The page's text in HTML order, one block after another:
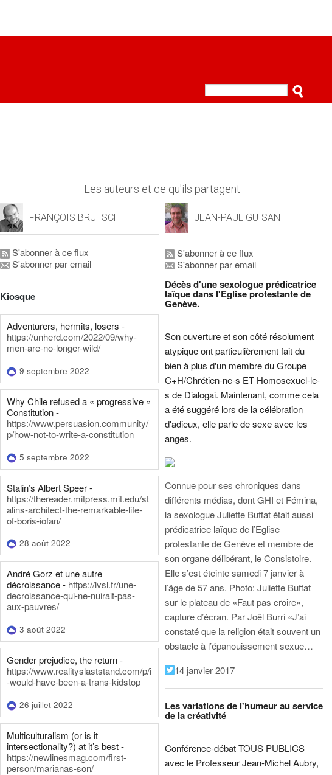
Les auteurs et ce qu'ils partagent
FRANÇOIS BRUTSCH
S'abonner à ce flux
S'abonner par email
Kiosque
Adventurers, hermits, losers -
https://unherd.com/2022/09/why-
men-are-no-longer-wild/
9 septembre 2022
Why Chile refused a « progressive »
Constitution -
https://www.persuasion.community/
p/how-not-to-write-a-constitution
5 septembre 2022
Stalin’s Albert Speer -
https://thereader.mitpress.mit.edu/st
alins-architect-the-remarkable-life-
of-boris-iofan/
28 août 2022
André Gorz et une autre
décroissance - https://lvsl.fr/une-
decroissance-qui-ne-nuirait-pas-
aux-pauvres/
3 août 2022
Gender prejudice, the return -
https://www.realityslaststand.com/p/i
-would-have-been-a-trans-kidstop
26 juillet 2022
Multiculturalism (or is it
intersectionality?) at it’s best -
https://newlinesmag.com/first-
person/marianas-son/
JEAN-PAUL GUISAN
S'abonner à ce flux
S'abonner par email
Décès d'une sexologue prédicatrice
laïque dans l'Eglise protestante de
Genève.
Son ouverture et son côté résolument
atypique ont particulièrement fait du
bien à plus d'un membre du Groupe
C+H/Chrétien-ne-s ET Homosexuel-le-
s de Dialogai. Maintenant, comme cela
a été suggéré lors de la célébration
d'adieux, elle parle de sexe avec les
anges.
Connue pour ses chroniques dans
différents médias, dont GHI et Fémina,
la sexologue Juliette Buffat était aussi
prédicatrice laïque de l’Eglise
protestante de Genève et membre de
son organe délibérant, le Consistoire.
Elle s’est éteinte samedi 7 janvier à
l’âge de 57 ans. Photo: Juliette Buffat
sur le plateau de «Faut pas croire»,
capture d’écran. Par Joël Burri «J’ai
constaté que la religion était souvent un
obstacle à l’épanouissement sexue…
14 janvier 2017
Les variations de l'humeur au service
de la créativité
Conférence-débat TOUS PUBLICS
avec le Professeur Jean-Michel Aubry,